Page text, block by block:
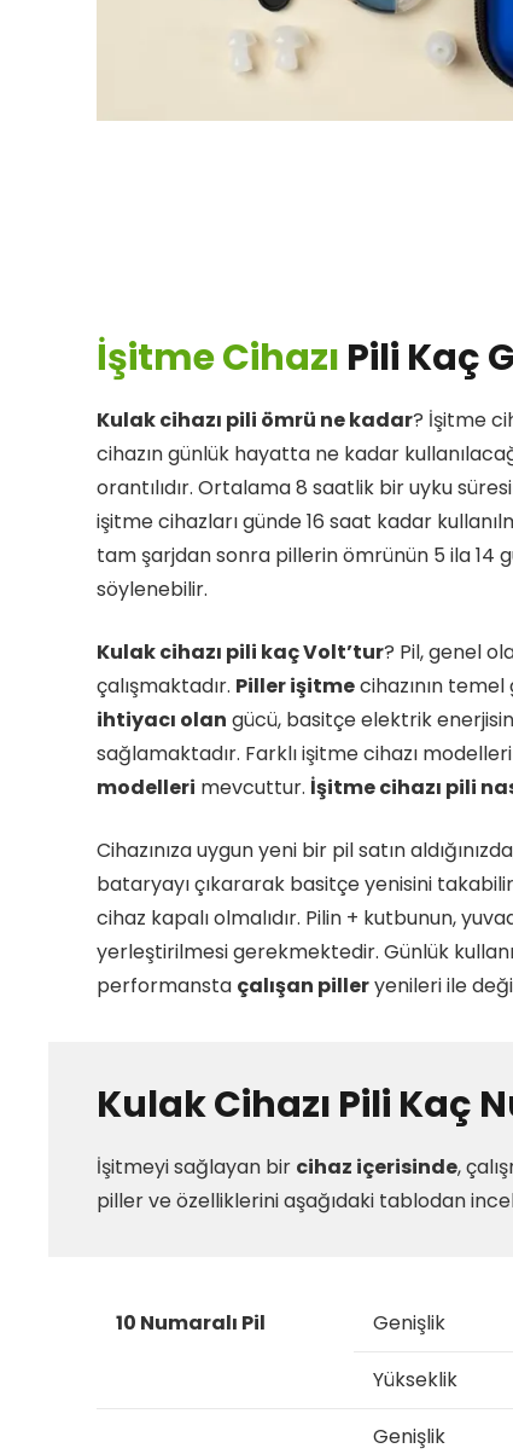
İşitme Cihazı Pili Kaç
Kulak cihazı pili ömrü ne kadar? İşitme
cihazın günlük hayatta ne kadar
orantılıdır. Ortalama 8 saatlik bir uyku
işitme cihazları günde 16 saat kadar
tam şarjdan sonra pillerin ömrünün 5 ila 14
söylenebilir.
Kulak cihazı pili kaç Volt’tur? Pil, genel
çalışmaktadır. Piller işitmecihazının temel
ihtiyacı olan gücü, basitçe elektrik
sağlamaktadır. Farklı işitme cihazı
modelleri mevcuttur. İşitme cihazı pili
Cihazınıza uygun yeni bir pil satın
bataryayı çıkararak basitçe yenisini
cihaz kapalı olmalıdır. Pilin + kutbunun,
yerleştirilmesi gerekmektedir. Günlük
performansta çalışan pilleryenileri ile
Kulak Cihazı Pili Kaç
İşitmeyi sağlayan bir cihaz içerisinde,
piller ve özelliklerini aşağıdaki tablodan
10 Numaralı Pil Genişlik
Yükseklik
Genişlik